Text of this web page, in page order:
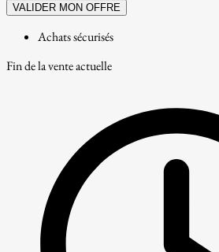
VALIDER MON OFFRE
Achats sécurisés
Fin de la vente actuelle